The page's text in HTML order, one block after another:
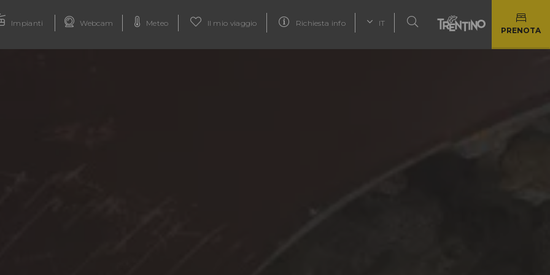
Impianti Webcam Meteo Il mio viaggio Richiesta info IT
PRENOTA